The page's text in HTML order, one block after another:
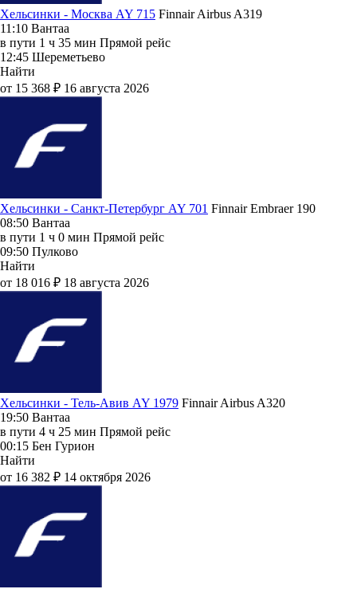
Хельсинки - Москва AY 715 FinnairAirbus A319
11:10 Вантаа
в пути 1 ч 35 мин Прямой рейс
12:45 Шереметьево
Найти
от 15 368 ₽ 16 августа 2026
Хельсинки - Санкт-Петербург AY 701 FinnairEmbraer 190
08:50 Вантаа
в пути 1 ч 0 мин Прямой рейс
09:50 Пулково
Найти
от 18 016 ₽ 18 августа 2026
Хельсинки - Тель-Авив AY 1979 FinnairAirbus A320
19:50 Вантаа
в пути 4 ч 25 мин Прямой рейс
00:15 Бен Гурион
Найти
от 16 382 ₽ 14 октября 2026